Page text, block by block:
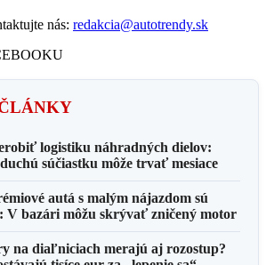
nás: redakcia@autotrendy.sk
logistiku náhradných dielov:
súčiastku môže trvať mesiace
autá s malým nájazdom sú
V bazári môžu skrývať zničený motor
na diaľniciach merajú aj rozostup?